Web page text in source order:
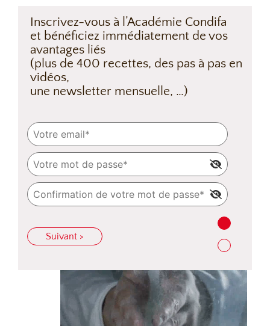
Inscrivez-vous à l’Académie Condifa
et bénéficiez immédiatement de vos
avantages liés
(plus de 400 recettes, des pas à pas en
vidéos,
une newsletter mensuelle, …)
Suivant >